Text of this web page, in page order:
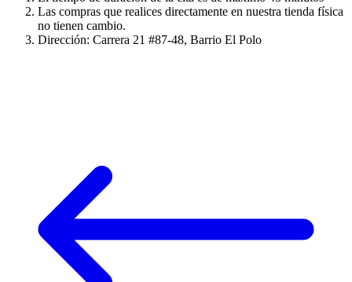
Las compras que realices directamente en nuestra tienda física
no tienen cambio.
Dirección: Carrera 21 #87-48, Barrio El Polo